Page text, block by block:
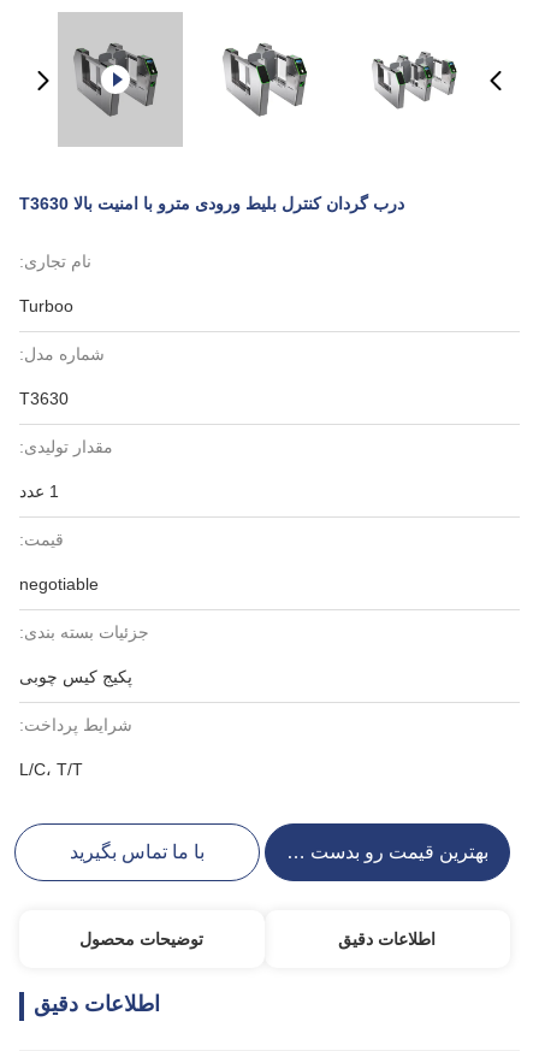
درب گردان کنترل بلیط ورودی مترو با امنیت بالا T3630
نام تجاری:
Turboo
شماره مدل:
T3630
مقدار تولیدی:
1 عدد
قیمت:
negotiable
جزئیات بسته بندی:
پکیج کیس چوبی
شرایط پرداخت:
L/C، T/T
بهترین قیمت رو بدست بیار با ما تماس بگیرید
اطلاعات دقیق توضیحات محصول
اطلاعات دقیق